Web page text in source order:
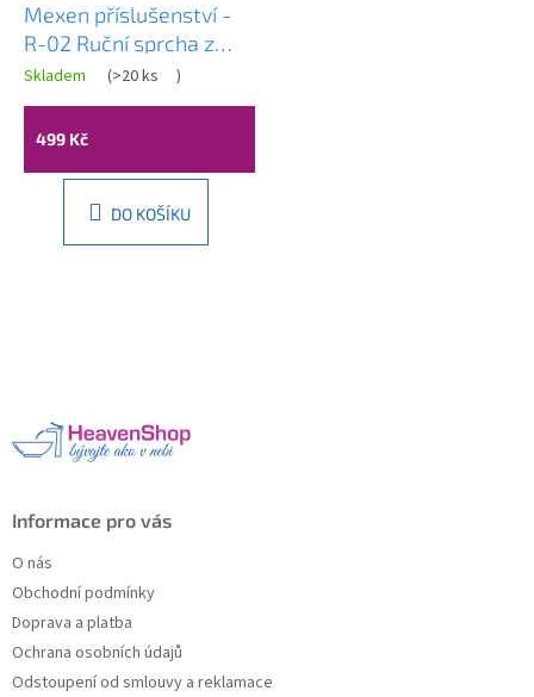
Mexen příslušenství -
R-02 Ruční sprcha z
mosazi, 1-funkční, bílá,
79500-20
Skladem (>20 ks )
499 Kč
DO KOŠÍKU
Informace pro vás
O nás
Obchodní podmínky
Doprava a platba
Ochrana osobních údajů
Odstoupení od smlouvy a reklamace